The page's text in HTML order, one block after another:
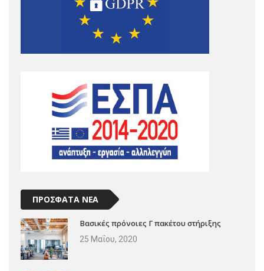
ΠΡΟΣΦΑΤΑ ΝΕΑ
Βασικές πρόνοιες Γ πακέτου στήριξης
25 Μαΐου, 2020